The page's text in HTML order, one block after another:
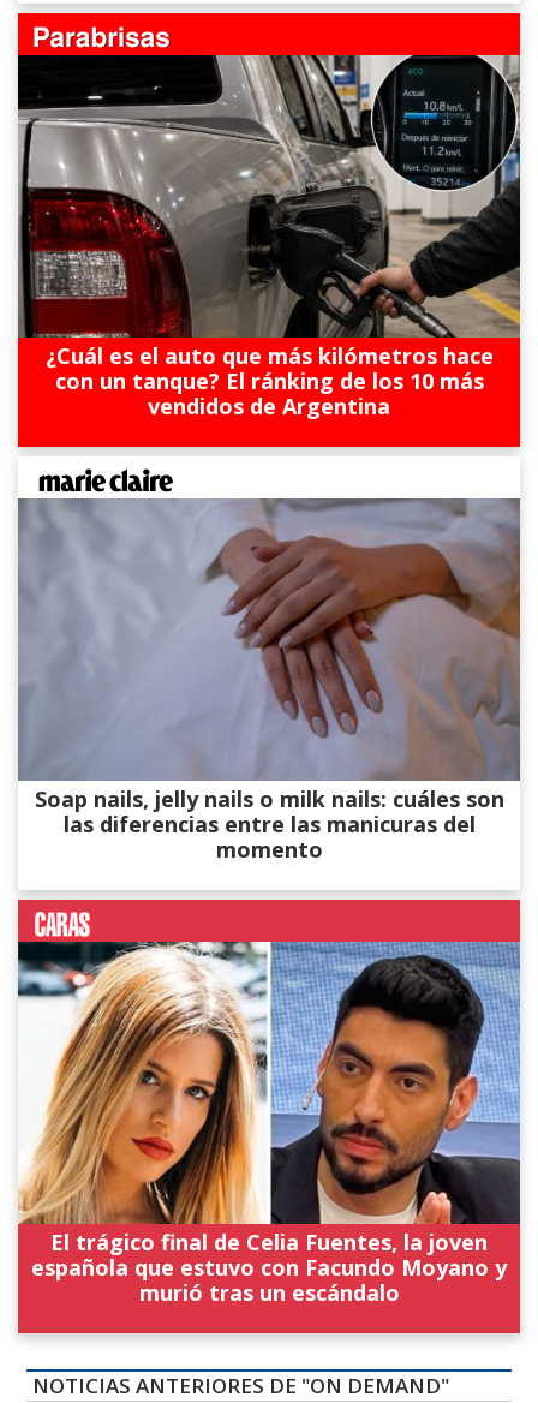
¿Cuál es el auto que más kilómetros hace
con un tanque? El ránking de los 10 más
vendidos de Argentina
Soap nails, jelly nails o milk nails: cuáles son
las diferencias entre las manicuras del
momento
El trágico final de Celia Fuentes, la joven
española que estuvo con Facundo Moyano y
murió tras un escándalo
NOTICIAS ANTERIORES DE "ON DEMAND"